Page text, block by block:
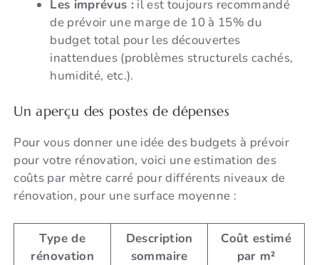
Les imprévus :il est toujours recommandé
de prévoir une marge de 10 à 15% du
budget total pour les découvertes
inattendues (problèmes structurels cachés,
humidité, etc.).
Un aperçu des postes de dépenses
Pour vous donner une idée des budgets à prévoir
pour votre rénovation, voici une estimation des
coûts par mètre carré pour différents niveaux de
rénovation, pour une surface moyenne :
Type de
rénovation
Description
sommaire
Coût estimé
par m²